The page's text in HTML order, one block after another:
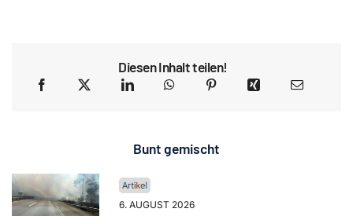
Diesen Inhalt teilen!
Bunt gemischt
6. AUGUST 2026